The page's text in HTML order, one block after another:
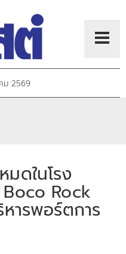
ม 2569
ดในโรง
Rock
ารพอร์ตการ